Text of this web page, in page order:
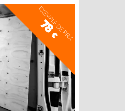
EXEMPLE DE PRIX
78
€